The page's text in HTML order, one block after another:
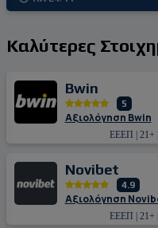
Καλύτερες
Bwin
5
Αξιολόγηση Bwin
ΕΕΕΠ |
Novibet
4.9
Αξιολόγηση
ΕΕΕΠ |